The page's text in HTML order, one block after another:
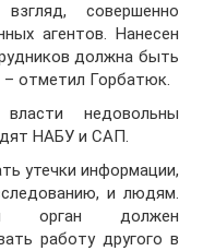
совершенно
агентов. Нанесен
должна быть
– отметил Горбатюк.
недовольны
НАБУ и САП.
утечки информации,
и людям.
орган должен
работу другого в